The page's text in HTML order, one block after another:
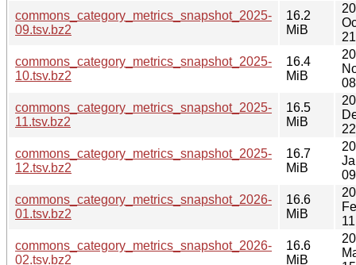
commons_category_metrics_snapshot_2025-
09.tsv.bz2
16.2
MiB
commons_category_metrics_snapshot_2025-
10.tsv.bz2
16.4
MiB
commons_category_metrics_snapshot_2025-
11.tsv.bz2
16.5
MiB
commons_category_metrics_snapshot_2025-
12.tsv.bz2
16.7
MiB
commons_category_metrics_snapshot_2026-
01.tsv.bz2
16.6
MiB
commons_category_metrics_snapshot_2026-
02.tsv.bz2
16.6
MiB